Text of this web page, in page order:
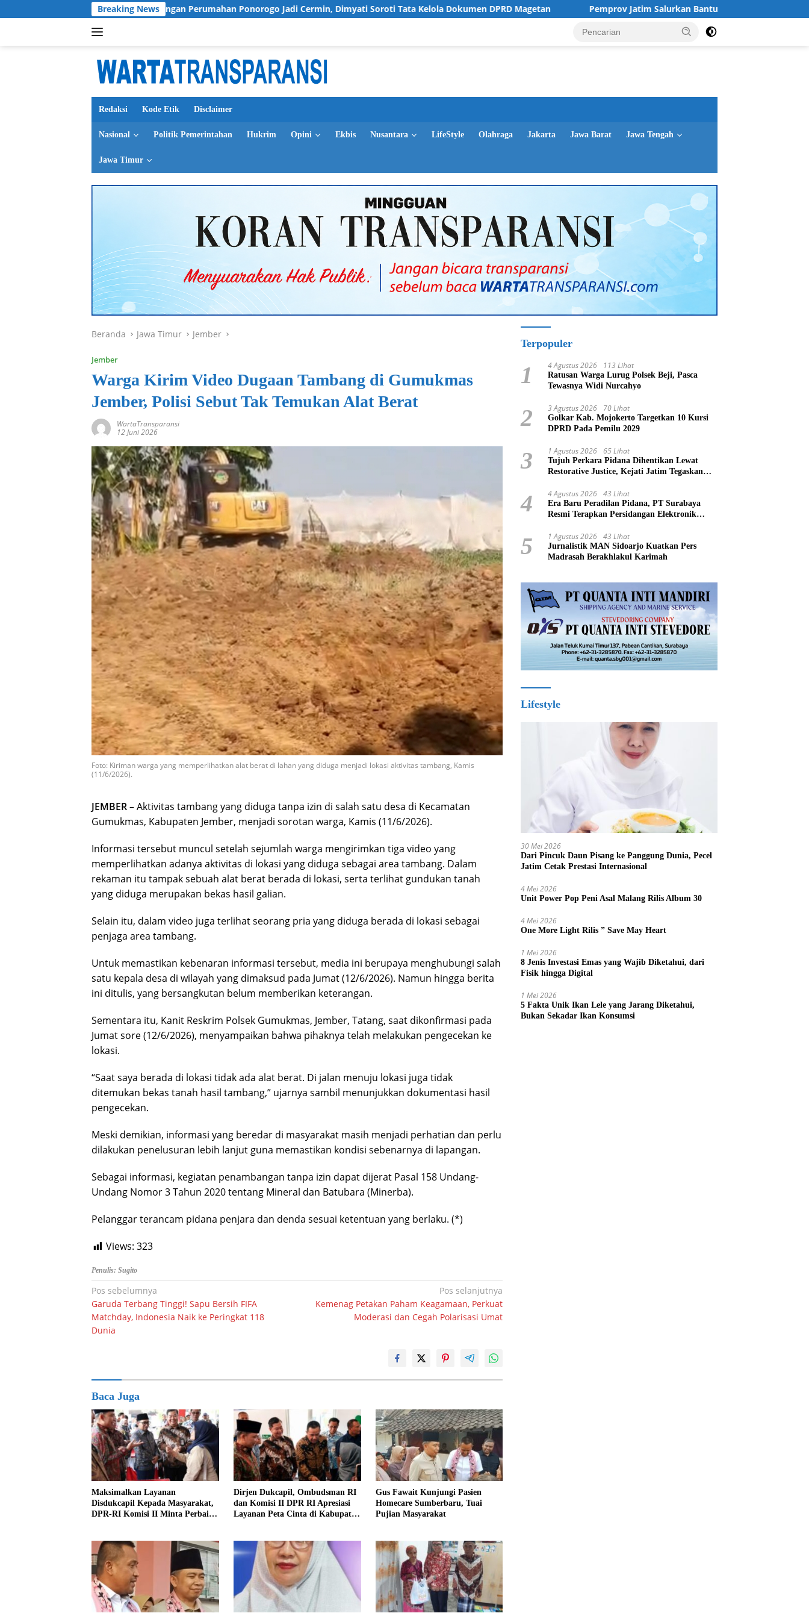
ke
Breaking News
Kasus Tunjangan Perumahan Ponorogo Jadi Cermin, Dimyati Soroti Tata Kelola Dokumen DPRD Magetan Pemprov Jatim Salurkan Bantuan untuk 76 Keluarga Perintis
Redaksi Kode Etik Disclaimer
Nasional Politik Pemerintahan Hukrim Opini Ekbis Nusantara LifeStyle Olahraga Jakarta Jawa Barat Jawa Tengah
Jawa Timur
Beranda Jawa Timur Jember
Jember
Warga Kirim Video Dugaan Tambang di Gumukmas
Jember, Polisi Sebut Tak Temukan Alat Berat
WartaTransparansi
12 Juni 2026
Foto: Kiriman warga yang memperlihatkan alat berat di lahan yang diduga menjadi lokasi aktivitas tambang, Kamis
(11/6/2026).
JEMBER– Aktivitas tambang yang diduga tanpa izin di salah satu desa di Kecamatan
Gumukmas, Kabupaten Jember, menjadi sorotan warga, Kamis (11/6/2026).
Informasi tersebut muncul setelah sejumlah warga mengirimkan tiga video yang
memperlihatkan adanya aktivitas di lokasi yang diduga sebagai area tambang. Dalam
rekaman itu tampak sebuah alat berat berada di lokasi, serta terlihat gundukan tanah
yang diduga merupakan bekas hasil galian.
Selain itu, dalam video juga terlihat seorang pria yang diduga berada di lokasi sebagai
penjaga area tambang.
Untuk memastikan kebenaran informasi tersebut, media ini berupaya menghubungi salah
satu kepala desa di wilayah yang dimaksud pada Jumat (12/6/2026). Namun hingga berita
ini ditulis, yang bersangkutan belum memberikan keterangan.
Sementara itu, Kanit Reskrim Polsek Gumukmas, Jember, Tatang, saat dikonfirmasi pada
Jumat sore (12/6/2026), menyampaikan bahwa pihaknya telah melakukan pengecekan ke
lokasi.
“Saat saya berada di lokasi tidak ada alat berat. Di jalan menuju lokasi juga tidak
ditemukan bekas tanah hasil tambang,” ujarnya sambil menunjukkan dokumentasi hasil
pengecekan.
Meski demikian, informasi yang beredar di masyarakat masih menjadi perhatian dan perlu
dilakukan penelusuran lebih lanjut guna memastikan kondisi sebenarnya di lapangan.
Sebagai informasi, kegiatan penambangan tanpa izin dapat dijerat Pasal 158 Undang-
Undang Nomor 3 Tahun 2020 tentang Mineral dan Batubara (Minerba).
Pelanggar terancam pidana penjara dan denda sesuai ketentuan yang berlaku. (*)
Views: 323
Penulis: Sugito
Navigasi
pos
Pos sebelumnya
Garuda Terbang Tinggi! Sapu Bersih FIFA
Matchday, Indonesia Naik ke Peringkat 118
Dunia
Pos selanjutnya
Kemenag Petakan Paham Keagamaan, Perkuat
Moderasi dan Cegah Polarisasi Umat
Baca Juga
Maksimalkan Layanan
Disdukcapil Kepada Masyarakat,
DPR-RI Komisi II Minta Perbaiki
Dirjen Dukcapil, Ombudsman RI
dan Komisi II DPR RI Apresiasi
Layanan Peta Cinta di Kabupaten
Gus Fawait Kunjungi Pasien
Homecare Sumberbaru, Tuai
Pujian Masyarakat
Terpopuler
1 4 Agustus 2026 113 Lihat
Ratusan Warga Lurug Polsek Beji, Pasca
Tewasnya Widi Nurcahyo
2 3 Agustus 2026 70 Lihat
Golkar Kab. Mojokerto Targetkan 10 Kursi
DPRD Pada Pemilu 2029
3 1 Agustus 2026 65 Lihat
Tujuh Perkara Pidana Dihentikan Lewat
Restorative Justice, Kejati Jatim Tegaskan
4 4 Agustus 2026 43 Lihat
Era Baru Peradilan Pidana, PT Surabaya
Resmi Terapkan Persidangan Elektronik
5 1 Agustus 2026 43 Lihat
Jurnalistik MAN Sidoarjo Kuatkan Pers
Madrasah Berakhlakul Karimah
Lifestyle
30 Mei 2026
Dari Pincuk Daun Pisang ke Panggung Dunia, Pecel
Jatim Cetak Prestasi Internasional
4 Mei 2026
Unit Power Pop Peni Asal Malang Rilis Album 30
4 Mei 2026
One More Light Rilis ” Save May Heart
1 Mei 2026
8 Jenis Investasi Emas yang Wajib Diketahui, dari
Fisik hingga Digital
1 Mei 2026
5 Fakta Unik Ikan Lele yang Jarang Diketahui,
Bukan Sekadar Ikan Konsumsi